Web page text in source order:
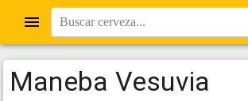
Buscar cerveza...
Maneba Vesuvia